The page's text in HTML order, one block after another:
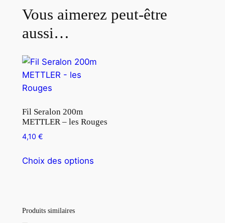
Vous aimerez peut-être
aussi…
Fil Seralon 200m
METTLER – les Rouges
4,10 €
Choix des options
Produits similaires